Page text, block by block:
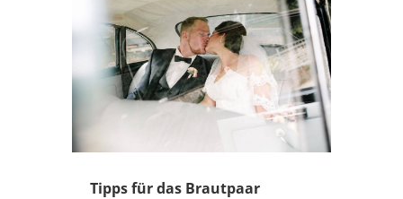
Tipps für das Brautpaar